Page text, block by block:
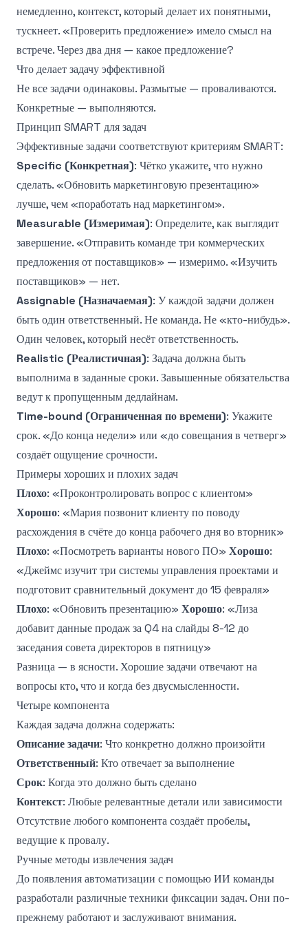
немедленно, контекст, который делает их понятными,
тускнеет. «Проверить предложение» имело смысл на
встрече. Через два дня — какое предложение?
Что делает задачу эффективной
Не все задачи одинаковы. Размытые — проваливаются.
Конкретные — выполняются.
Принцип SMART для задач
Эффективные задачи соответствуют критериям SMART:
Specific (Конкретная): Чётко укажите, что нужно
сделать. «Обновить маркетинговую презентацию»
лучше, чем «поработать над маркетингом».
Measurable (Измеримая): Определите, как выглядит
завершение. «Отправить команде три коммерческих
предложения от поставщиков» — измеримо. «Изучить
поставщиков» — нет.
Assignable (Назначаемая): У каждой задачи должен
быть один ответственный. Не команда. Не «кто-нибудь».
Один человек, который несёт ответственность.
Realistic (Реалистичная): Задача должна быть
выполнима в заданные сроки. Завышенные обязательства
ведут к пропущенным дедлайнам.
Time-bound (Ограниченная по времени): Укажите
срок. «До конца недели» или «до совещания в четверг»
создаёт ощущение срочности.
Примеры хороших и плохих задач
Плохо: «Проконтролировать вопрос с клиентом»
Хорошо: «Мария позвонит клиенту по поводу
расхождения в счёте до конца рабочего дня во вторник»
Плохо: «Посмотреть варианты нового ПО» Хорошо:
«Джеймс изучит три системы управления проектами и
подготовит сравнительный документ до 15 февраля»
Плохо: «Обновить презентацию» Хорошо: «Лиза
добавит данные продаж за Q4 на слайды 8-12 до
заседания совета директоров в пятницу»
Разница — в ясности. Хорошие задачи отвечают на
вопросы кто, что и когда без двусмысленности.
Четыре компонента
Каждая задача должна содержать:
Описание задачи: Что конкретно должно произойти
Ответственный: Кто отвечает за выполнение
Срок: Когда это должно быть сделано
Контекст: Любые релевантные детали или зависимости
Отсутствие любого компонента создаёт пробелы,
ведущие к провалу.
Ручные методы извлечения задач
До появления автоматизации с помощью ИИ команды
разработали различные техники фиксации задач. Они по-
прежнему работают и заслуживают внимания.